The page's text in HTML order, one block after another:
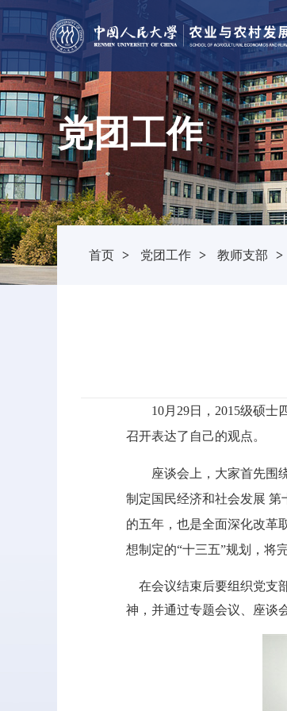
党团工作
首页 > 党团工作 > 教师支部 >
10月29日，2015级硕
召开表达了自己的观点。
座谈会上，大家首先围
制定国民经济和社会发展 第
的五年，也是全面深化改革
想制定的“十三五”规划，将
在会议结束后要组织党支
神，并通过专题会议、座谈